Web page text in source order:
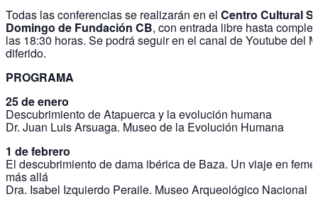
Todas las conferencias se realizarán en el Centro Cultural
Domingo de Fundación CB, con entrada libre hasta
las 18:30 horas. Se podrá seguir en el canal de Youtube del
diferido.
PROGRAMA
25 de enero
Descubrimiento de Atapuerca y la evolución humana
Dr. Juan Luis Arsuaga. Museo de la Evolución Humana
1 de febrero
El descubrimiento de dama ibérica de Baza. Un viaje en
más allá
Dra. Isabel Izquierdo Peraile. Museo Arqueológico Nacional